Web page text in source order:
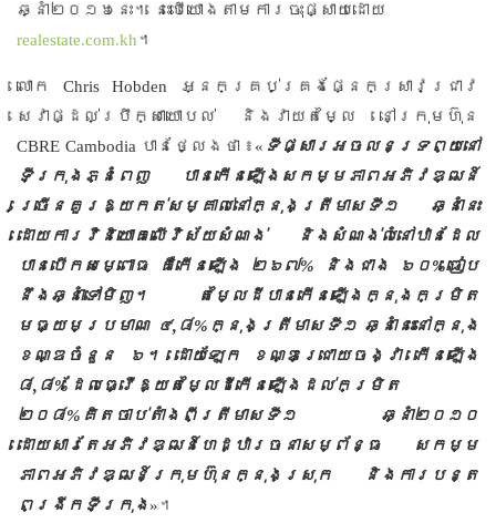
ឆ្នាំ២០១៦នេះ។ នេះបើយោងតាមការចុះផ្សាយដោយ
realestate.com.kh ។
លោក Chris Hobden
អ្នកគ្រប់គ្រងផ្នែកស្រាវជ្រាវ
សេវាផ្ដល់ប្រឹក្សាយោបល់ និងវាយតម្លៃ នៅក្រុមហ៊ុន
CBRE Cambodia បានថ្លែងថា ៖ « ទីផ្សារអចលនទ្រព្យនៅ
ទីក្រុងភ្នំពេញ បានកើនឡើងសកម្មភាពអភិវឌ្ឍន៍
ច្រើនគួរឱ្យកត់សម្គាល់នៅក្នុងត្រីមាសទី១ ឆ្នាំនេះ
ដោយការវិនិយោគលើវិស័យសំណង់ និងសំណង់លំនៅឋានដែល
បានបើកសម្ពោធ គឺកើនឡើង ២៦៧% និងជាង ៦០%ធៀប
នឹងឆ្នាំទៅមិញ។ តម្លៃដីបានកើនឡើងក្នុងកម្រិត
មធ្យមប្រមាណ ៤, ៨% ក្នុងត្រីមាសទី១ ឆ្នាំនេះនៅក្នុង
ខណ្ឌចំនួន ៦។ ដោយឡែក ខណ្ឌជ្រោយចង្វា កើនឡើង
៨, ៨% ដែលធ្វើឱ្យតម្លៃដីកើនឡើងដល់កម្រិត
២០៨% គិតចាប់តាំងពីត្រីមាសទី១ ឆ្នាំ២០១០
ដោយសារតែអភិវឌ្ឍន៍ហេដ្ឋារចនាសម្ព័ន្ធ សកម្ម
ភាពអភិវឌ្ឍន៍ក្រុមហ៊ុនក្នុងស្រុក និងការបន្ត
ពង្រីកទីក្រុង» ។